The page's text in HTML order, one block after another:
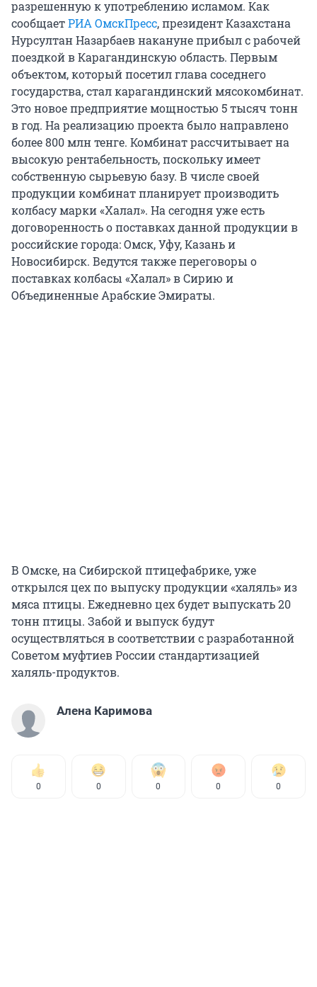
разрешенную к употреблению исламом. Как
сообщаетРИА ОмскПресс, президент Казахстана
Нурсултан Назарбаев накануне прибыл с рабочей
поездкой в Карагандинскую область. Первым
объектом, который посетил глава соседнего
государства, стал карагандинский мясокомбинат.
Это новое предприятие мощностью 5 тысяч тонн
в год. На реализацию проекта было направлено
более 800 млн тенге. Комбинат рассчитывает на
высокую рентабельность, поскольку имеет
собственную сырьевую базу. В числе своей
продукции комбинат планирует производить
колбасу марки «Халал». На сегодня уже есть
договоренность о поставках данной продукции в
российские города: Омск, Уфу, Казань и
Новосибирск. Ведутся также переговоры о
поставках колбасы «Халал» в Сирию и
Объединенные Арабские Эмираты.
В Омске, на Сибирской птицефабрике, уже
открылся цех по выпуску продукции «халяль» из
мяса птицы. Ежедневно цех будет выпускать 20
тонн птицы. Забой и выпуск будут
осуществляться в соответствии с разработанной
Советом муфтиев России стандартизацией
халяль-продуктов.
Алена Каримова
0 0 0 0 0